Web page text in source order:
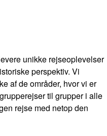
unikke rejseoplevelser
perspektiv. Vi
af de områder, hvor vi er
til grupper i alle
rejse med netop den